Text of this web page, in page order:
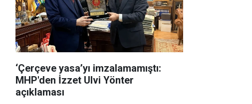
‘Çerçeve yasa’yı imzalamamıştı:
MHP'den İzzet Ulvi Yönter
açıklaması